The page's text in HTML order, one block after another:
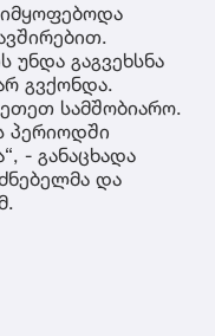
იმყოფებოდა
გაგვეხსნა
გვქონდა.
სამშობიარო.
პერიოდში
- განაცხადა
და